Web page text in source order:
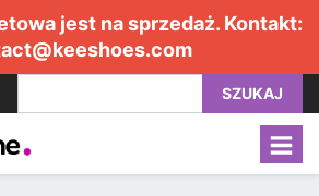
jest na sprzedaż. Kontakt:
SZUKAJ